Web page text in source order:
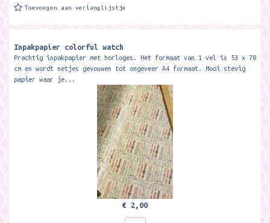
Toevoegen aan verlanglijstje
Inpakpapier colorful watch
Prachtig inpakpapier met horloges. Het formaat van 1 vel is 53 x 78
cm en wordt netjes gevouwen tot ongeveer A4 formaat. Mooi stevig
papier waar je...
€ 2,00